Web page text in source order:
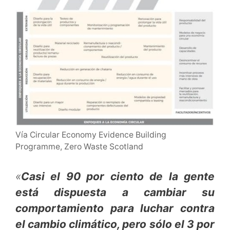
Vía Circular Economy Evidence Building
Programme, Zero Waste Scotland
«Casi el 90 por ciento de la gente
está dispuesta a cambiar su
comportamiento para luchar contra
el cambio climático, pero sólo el 3 por